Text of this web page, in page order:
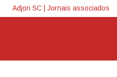
Adjori SC Jornais associados